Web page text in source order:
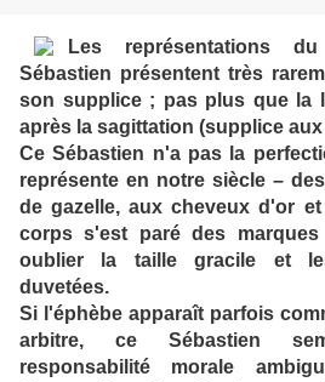
Les représentations
Sébastien présentent très
son supplice ; pas plus que la
après la sagittation (supplice
Ce Sébastien n'a pas la
représente en notre siècle –
de gazelle, aux cheveux d'or
corps s'est paré des
oublier la taille gracile et
duvetées.
Si l'éphèbe apparaît parfois
arbitre, ce Sébastien
responsabilité morale